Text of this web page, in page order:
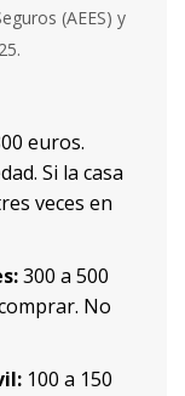
(AEES) y
euros.
Si la casa
veces en
300 a 500
No
100 a 150